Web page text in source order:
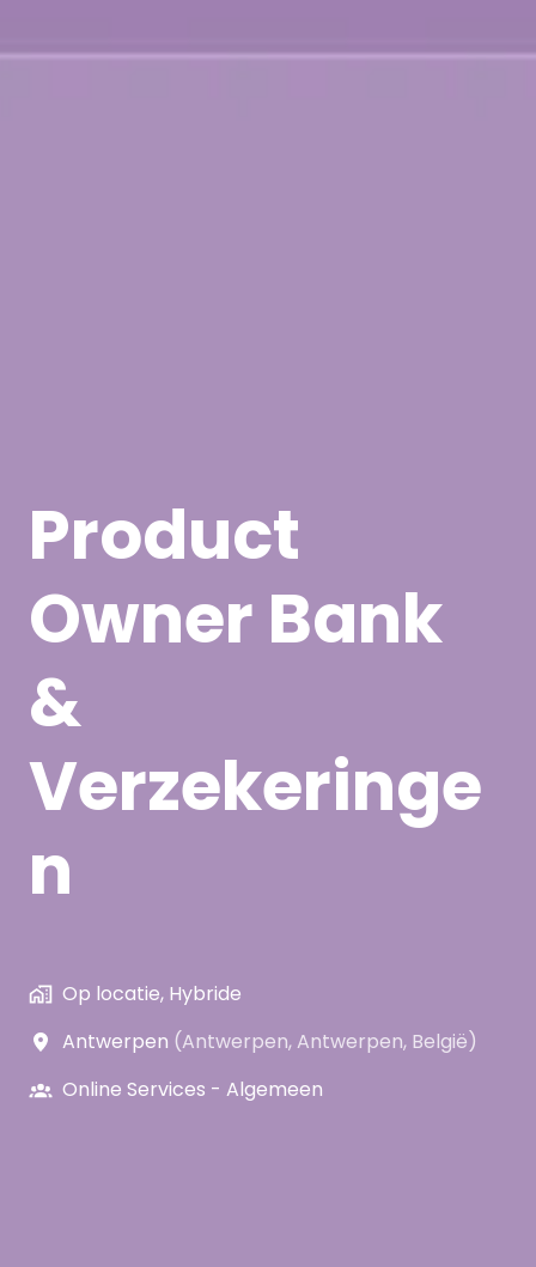
Product
Owner Bank
&
Verzekeringe
n
Op locatie, Hybride
Antwerpen (Antwerpen,Antwerpen, België)
Online Services - Algemeen